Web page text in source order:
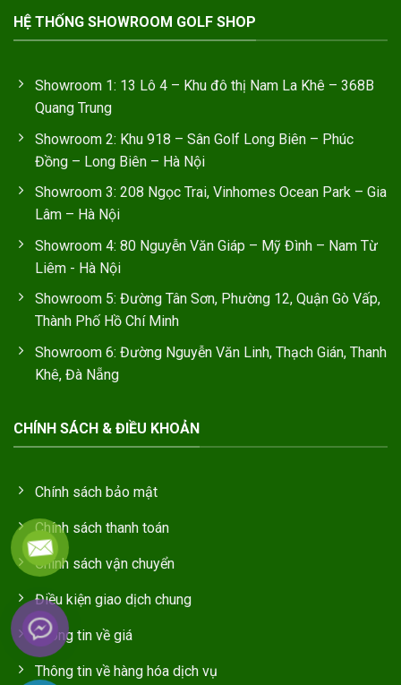
HỆ THỐNG SHOWROOM GOLF SHOP
Showroom 1: 13 Lô 4 – Khu đô thị Nam La Khê – 368B
Quang Trung
Showroom 2: Khu 918 – Sân Golf Long Biên – Phúc
Đồng – Long Biên – Hà Nội
Showroom 3: 208 Ngọc Trai, Vinhomes Ocean Park – Gia
Lâm – Hà Nội
Showroom 4: 80 Nguyễn Văn Giáp – Mỹ Đình – Nam Từ
Liêm - Hà Nội
Showroom 5: Đường Tân Sơn, Phường 12, Quận Gò Vấp,
Thành Phố Hồ Chí Minh
Showroom 6: Đường Nguyễn Văn Linh, Thạch Gián, Thanh
Khê, Đà Nẵng
CHÍNH SÁCH & ĐIỀU KHOẢN
Chính sách bảo mật
Chính sách thanh toán
Chính sách vận chuyển
Điều kiện giao dịch chung
Thông tin về giá
Thông tin về hàng hóa dịch vụ